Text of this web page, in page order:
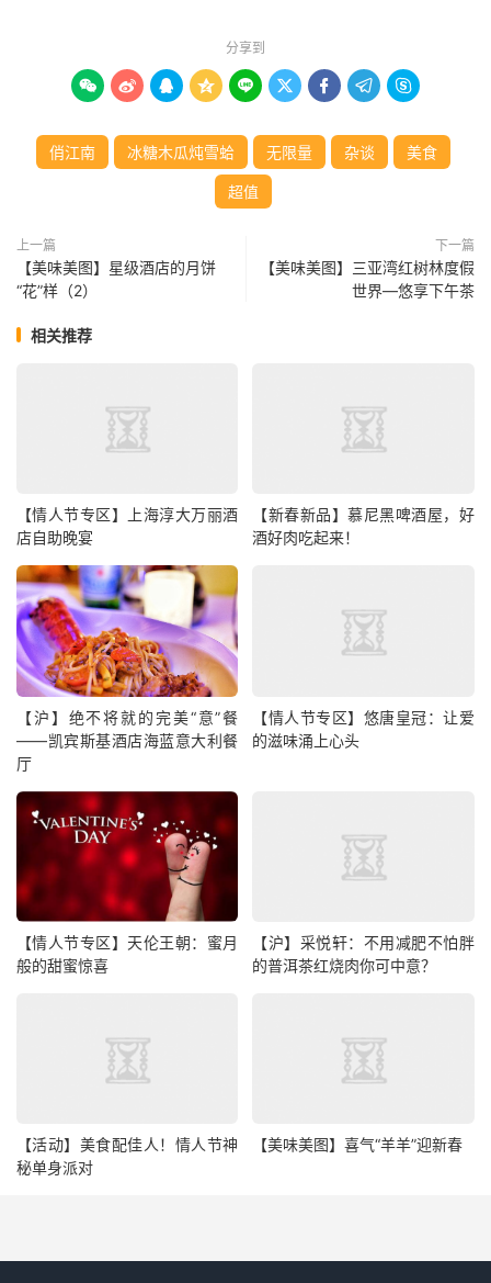
分享到
        
俏江南 冰糖木瓜炖雪蛤 无限量 杂谈 美食
超值
上一篇
【美味美图】星级酒店的月饼
“花”样（2）
下一篇
【美味美图】三亚湾红树林度假
世界—悠享下午茶
相关推荐
【情人节专区】上海淳大万丽酒
店自助晚宴
【新春新品】慕尼黑啤酒屋，好
酒好肉吃起来！
【沪】绝不将就的完美“意”餐
——凯宾斯基酒店海蓝意大利餐
厅
【情人节专区】悠唐皇冠：让爱
的滋味涌上心头
【情人节专区】天伦王朝：蜜月
般的甜蜜惊喜
【沪】采悦轩：不用减肥不怕胖
的普洱茶红烧肉你可中意？
【活动】美食配佳人！情人节神
秘单身派对
【美味美图】喜气“羊羊”迎新春